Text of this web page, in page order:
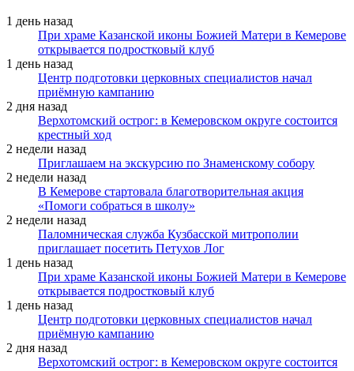
1 день назад
При храме Казанской иконы Божией Матери в Кемерове
открывается подростковый клуб
1 день назад
Центр подготовки церковных специалистов начал
приёмную кампанию
2 дня назад
Верхотомский острог: в Кемеровском округе состоится
крестный ход
2 недели назад
Приглашаем на экскурсию по Знаменскому собору
2 недели назад
В Кемерове стартовала благотворительная акция
«Помоги собраться в школу»
2 недели назад
Паломническая служба Кузбасской митрополии
приглашает посетить Петухов Лог
1 день назад
При храме Казанской иконы Божией Матери в Кемерове
открывается подростковый клуб
1 день назад
Центр подготовки церковных специалистов начал
приёмную кампанию
2 дня назад
Верхотомский острог: в Кемеровском округе состоится